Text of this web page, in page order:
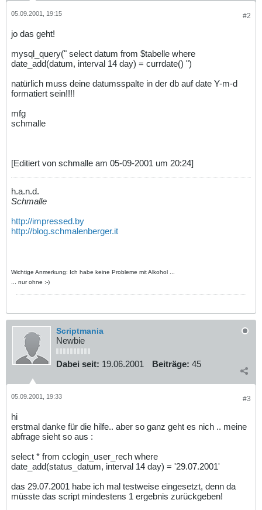
#2
05.09.2001, 19:15
jo das geht!
mysql_query(" select datum from $tabelle where
date_add(datum, interval 14 day) = currdate() ")
natürlich muss deine datumsspalte in der db auf date Y-m-d
formatiert sein!!!!
mfg
schmalle
[Editiert von schmalle am 05-09-2001 um 20:24]
h.a.n.d.
Schmalle
http://impressed.by
http://blog.schmalenberger.it
Wichtige Anmerkung: Ich habe keine Probleme mit Alkohol ...
... nur ohne :-)
Scriptmania
Newbie
Dabei seit: 19.06.2001 Beiträge: 45
#3
05.09.2001, 19:33
hi
erstmal danke für die hilfe.. aber so ganz geht es nich .. meine
abfrage sieht so aus :
select * from cclogin_user_rech where
date_add(status_datum, interval 14 day) = '29.07.2001'
das 29.07.2001 habe ich mal testweise eingesetzt, denn da
müsste das script mindestens 1 ergebnis zurückgeben!